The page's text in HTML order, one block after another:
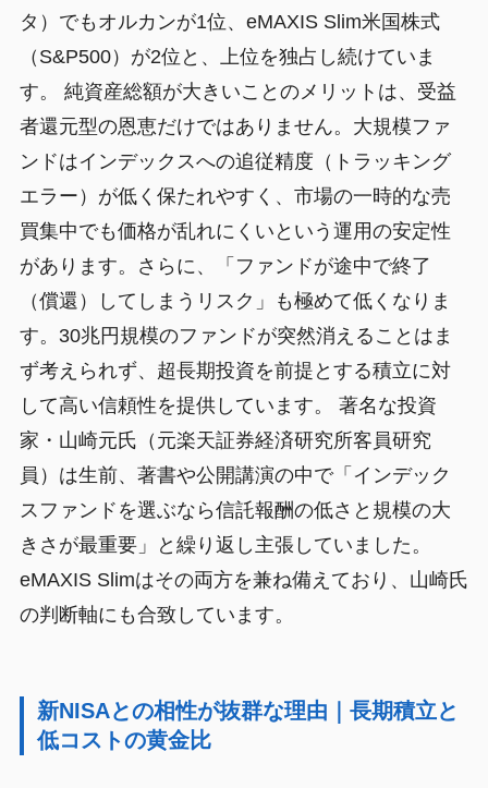
タ）でもオルカンが1位、eMAXIS Slim米国株式
（S&P500）が2位と、上位を独占し続けていま
す。 純資産総額が大きいことのメリットは、受益
者還元型の恩恵だけではありません。大規模ファ
ンドはインデックスへの追従精度（トラッキング
エラー）が低く保たれやすく、市場の一時的な売
買集中でも価格が乱れにくいという運用の安定性
があります。さらに、「ファンドが途中で終了
（償還）してしまうリスク」も極めて低くなりま
す。30兆円規模のファンドが突然消えることはま
ず考えられず、超長期投資を前提とする積立に対
して高い信頼性を提供しています。 著名な投資
家・山崎元氏（元楽天証券経済研究所客員研究
員）は生前、著書や公開講演の中で「インデック
スファンドを選ぶなら信託報酬の低さと規模の大
きさが最重要」と繰り返し主張していました。
eMAXIS Slimはその両方を兼ね備えており、山崎氏
の判断軸にも合致しています。
新NISAとの相性が抜群な理由｜長期積立と
低コストの黄金比